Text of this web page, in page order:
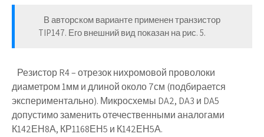
В авторском варианте применен транзистор
TIP147. Его внешний вид показан на рис. 5.
Резистор R4 – отрезок нихромовой проволоки
диаметром 1мм и длиной около 7см (подбирается
экспериментально). Микросхемы DA2, DA3 и DA5
допустимо заменить отечественными аналогами
К142ЕН8А, КР1168ЕН5 и К142ЕН5А.